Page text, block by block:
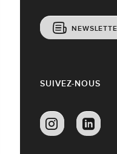
SUIVEZ-NOUS